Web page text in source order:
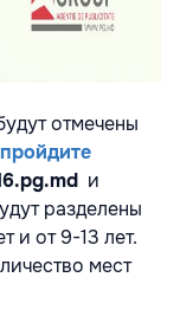
отмечены
пройдите
и
разделены
и от 9-13 лет.
мест